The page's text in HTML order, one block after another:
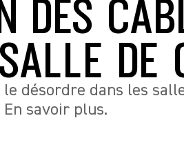
DES
DE
désordre dans les
savoir plus.